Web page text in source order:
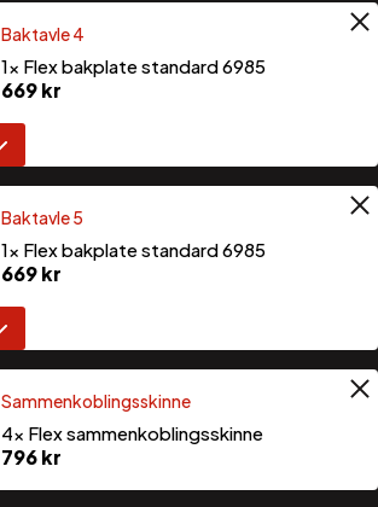
Baktavle 3
Flex bakplate med strømuttak for
230v og 2 stk USB
1 099
Baktavle 4
1× Flex bakplate standard 6985
669kr
Baktavle 4
Flex bakplate med strømuttak for
230v og 2 stk USB
1 099
Baktavle 5
1× Flex bakplate standard 6985
669kr
Baktavle 5
1×
Flex bakplate med strømuttak for
230v og 2 stk USB
1 099
Sammenkoblingsskinne
4× Flex sammenkoblingsskinne
796kr